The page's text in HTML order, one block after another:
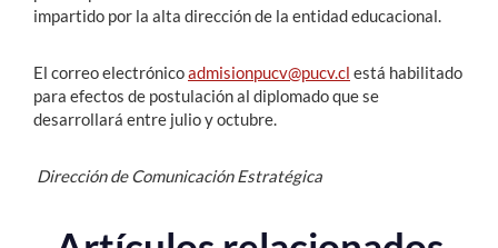
impartido por la alta dirección de la entidad educacional.
El correo electrónicoadmisionpucv@pucv.cl está habilitado
para efectos de postulación al diplomado que se
desarrollará entre julio y octubre.
Dirección de Comunicación Estratégica